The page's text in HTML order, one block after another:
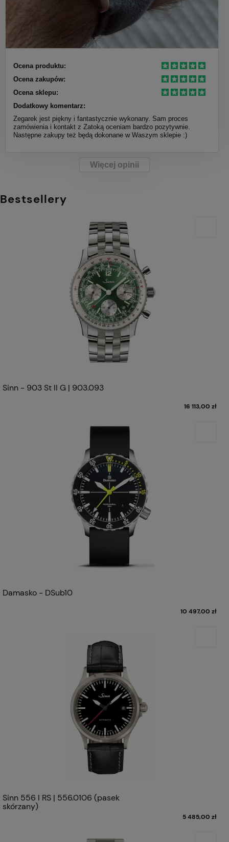
Ocena produktu:
Ocena zakupów:
Ocena sklepu:
Dodatkowy komentarz:
Zegarek jest piękny i fantastycznie wykonany. Sam proces
zamówienia i kontakt z Zatoką oceniam bardzo pozytywnie.
Następne zakupy też będą dokonane w Waszym sklepie :)
Więcej opinii
Bestsellery
Sinn - 903 St II G | 903.093
16 113,00 zł
Damasko - DSub10
10 497,00 zł
Sinn 556 I RS | 556.0106 (pasek
skórzany)
5 485,00 zł